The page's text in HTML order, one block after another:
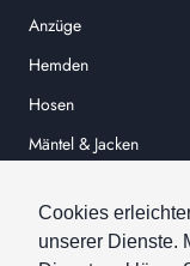
Cookies
unserer Dienste.
Anzüge
Hemden
Hosen
Mäntel & Jacken